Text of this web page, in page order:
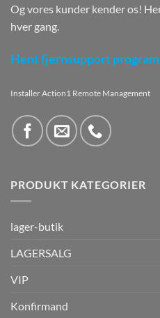
Og vores kunder kender os!
hver gang.
Hent fjernsupport
Installer Action1 Remote Management
PRODUKT KATEGORIER
lager-butik
LAGERSALG
VIP
Konfirmand